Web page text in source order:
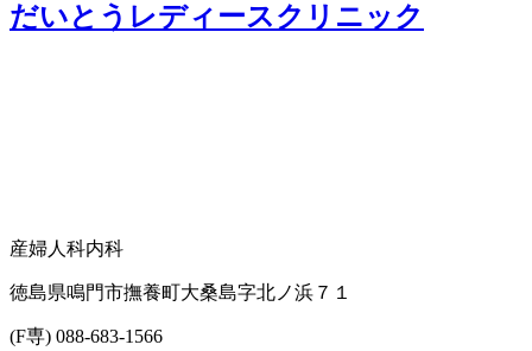
だいとうレディースクリニック
産婦人科内科
徳島県鳴門市撫養町大桑島字北ノ浜７１
(F専) 088-683-1566